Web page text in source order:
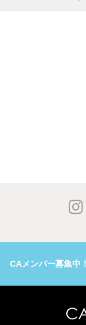
CAメンバー募集中！